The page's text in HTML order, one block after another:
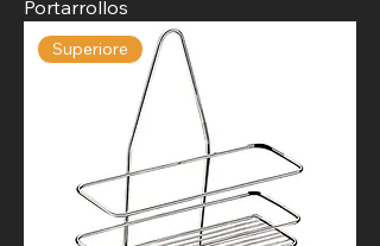
Portarrollos
Superiore